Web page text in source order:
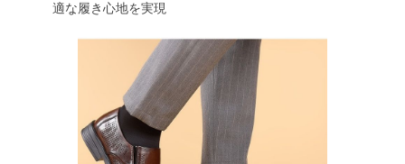
適な履き心地を実現